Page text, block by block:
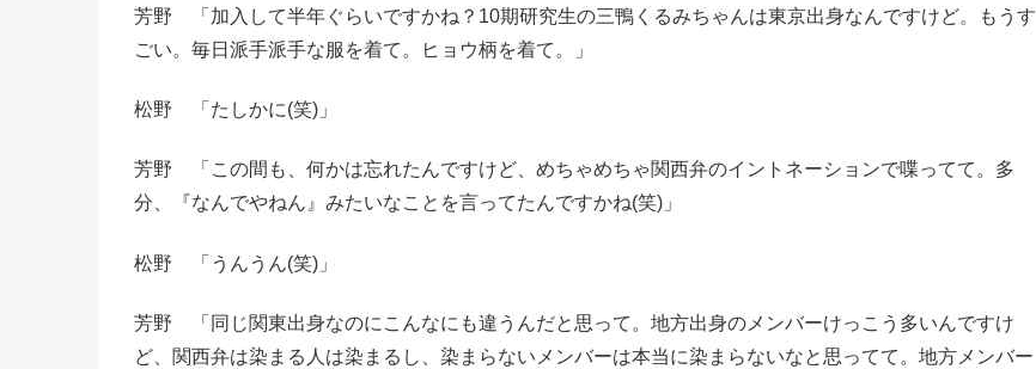
芳野 「加入して半年ぐらいですかね？10期研究生の三鴨くるみちゃんは東京出身なんですけど。もうす
ごい。毎日派手派手な服を着て。ヒョウ柄を着て。」
松野 「たしかに(笑)」
芳野 「この間も、何かは忘れたんですけど、めちゃめちゃ関西弁のイントネーションで喋ってて。多
分、『なんでやねん』みたいなことを言ってたんですかね(笑)」
松野 「うんうん(笑)」
芳野 「同じ関東出身なのにこんなにも違うんだと思って。地方出身のメンバーけっこう多いんですけ
ど、関西弁は染まる人は染まるし、染まらないメンバーは本当に染まらないなと思ってて。地方メンバー